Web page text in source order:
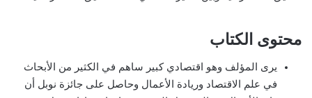
محتوى الكتاب
يرى المؤلف وهو اقتصادي كبير ساهم في الكثير من الأبحاث
في علم الاقتصاد وريادة الأعمال وحاصل على جائزة نوبل أن